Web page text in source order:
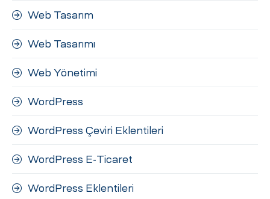
Web Tasarım
Web Tasarımı
Web Yönetimi
WordPress
WordPress Çeviri Eklentileri
WordPress E-Ticaret
WordPress Eklentileri